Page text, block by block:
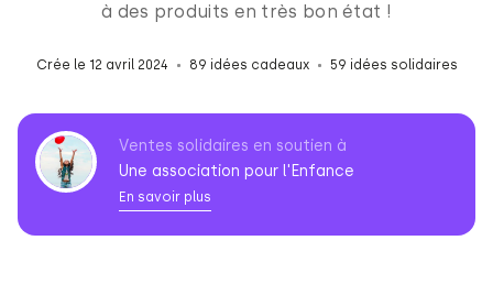
à des produits en très bon état !
Crée le 12 avril 2024 89 idées cadeaux 59 idées solidaires
Association
pour
Ventes solidaires en soutien à
Une association pour l'Enfance
En savoir plus